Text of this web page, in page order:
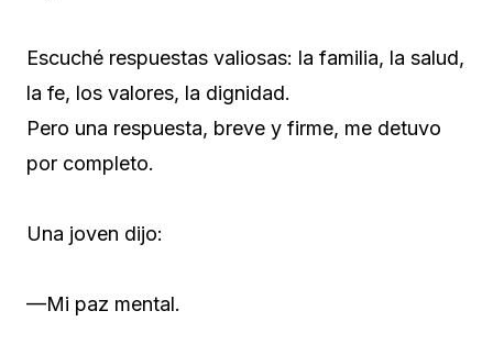
Escuché respuestas valiosas: la familia, la salud,
la fe, los valores, la dignidad.
Pero una respuesta, breve y firme, me detuvo
por completo.
Una joven dijo:
—Mi paz mental.